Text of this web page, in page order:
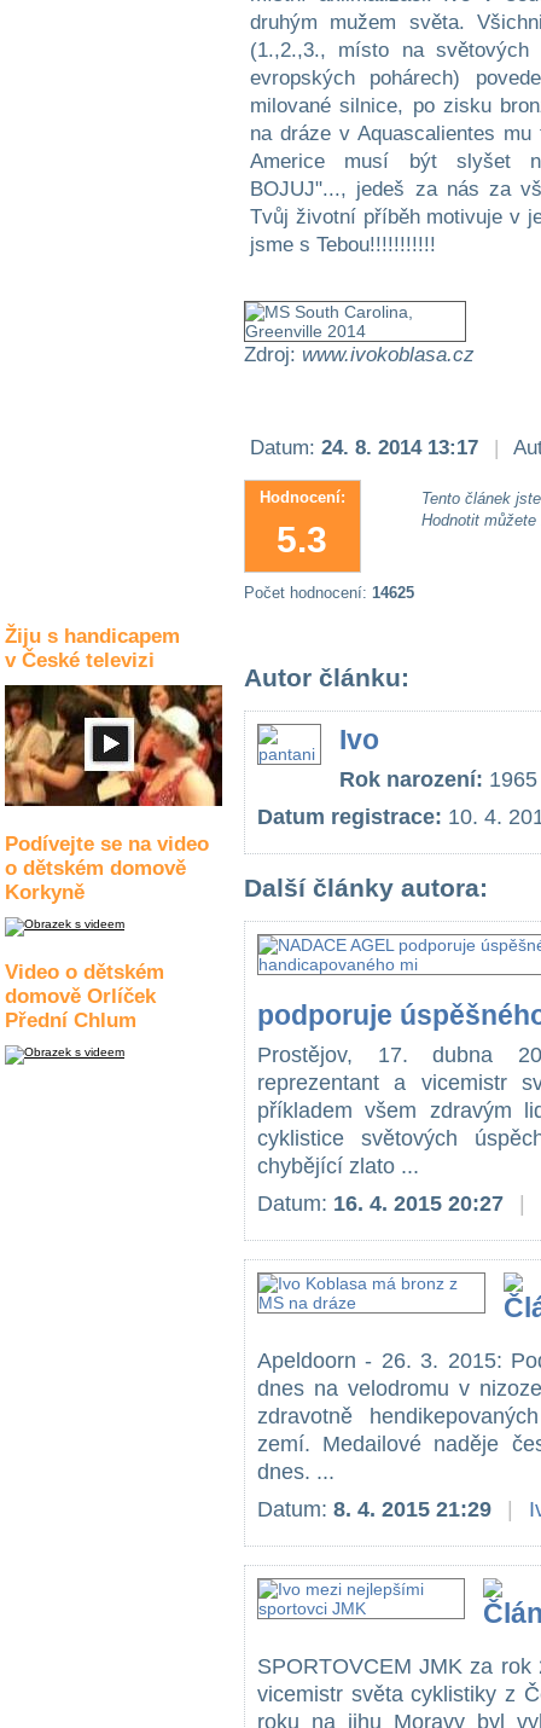
Žiju s handicapem
v České televizi
Podívejte se na video
o dětském domově
Korkyně
Video o dětském
domově Orlíček
Přední Chlum
druhým mužem světa.
(1.,2.,3., místo na
evropských pohárech)
milované silnice, po zisku
na dráze v Aquascalientes
Americe musí být slyšet
BOJUJ"..., jedeš za nás za
Tvůj životní příběh motivuje v
jsme s Tebou!!!!!!!!!!!
Zdroj: www.ivokoblasa.cz
Datum: 24. 8. 2014 13:17 |
Hodnocení:
5.3
Tento článek
Hodnotit
Počet hodnocení: 14625
Autor článku:
Ivo
Rok narození: 1965
Datum registrace: 10. 4.
Další články autora:
podporuje
Prostějov, 17. dubna
reprezentant a vicemistr
příkladem všem zdravým
cyklistice světových
chybějící zlato ...
Datum: 16. 4. 2015 20:27
Apeldoorn - 26. 3. 2015:
dnes na velodromu v
zdravotně
zemí. Medailové naděje
dnes. ...
Datum: 8. 4. 2015 21:29
SPORTOVCEM JMK za
vicemistr světa cyklistiky z
roku na jihu Moravy byl